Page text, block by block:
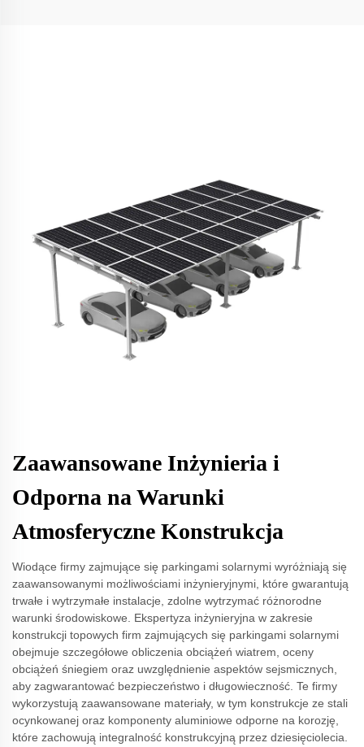
Zaawansowane Inżynieria i
Odporna na Warunki
Atmosferyczne Konstrukcja
Wiodące firmy zajmujące się parkingami solarnymi wyróżniają się
zaawansowanymi możliwościami inżynieryjnymi, które gwarantują
trwałe i wytrzymałe instalacje, zdolne wytrzymać różnorodne
warunki środowiskowe. Ekspertyza inżynieryjna w zakresie
konstrukcji topowych firm zajmujących się parkingami solarnymi
obejmuje szczegółowe obliczenia obciążeń wiatrem, oceny
obciążeń śniegiem oraz uwzględnienie aspektów sejsmicznych,
aby zagwarantować bezpieczeństwo i długowieczność. Te firmy
wykorzystują zaawansowane materiały, w tym konstrukcje ze stali
ocynkowanej oraz komponenty aluminiowe odporne na korozję,
które zachowują integralność konstrukcyjną przez dziesięciolecia.